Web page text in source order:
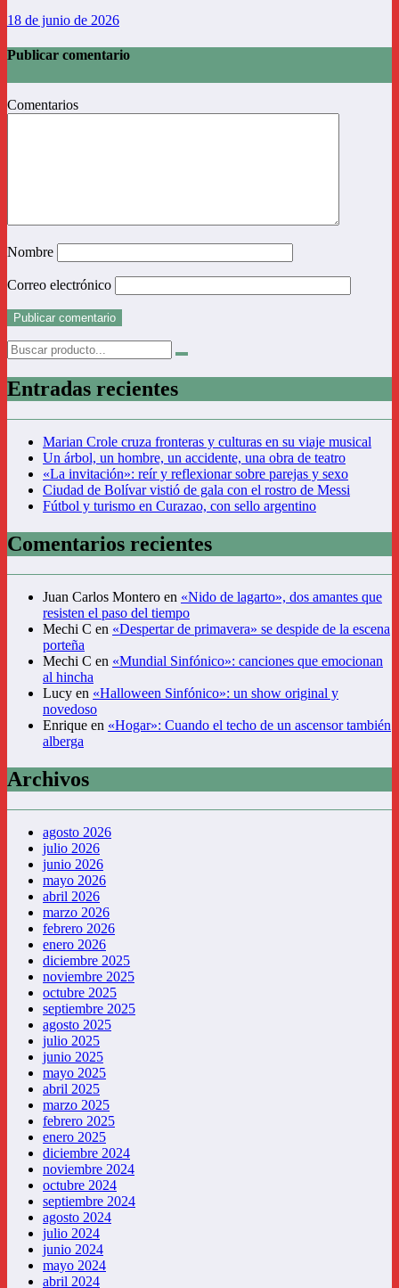
18 de junio de 2026
Publicar comentario
Comentarios
Nombre
Correo electrónico
Entradas recientes
Marian Crole cruza fronteras y culturas en su viaje musical
Un árbol, un hombre, un accidente, una obra de teatro
«La invitación»: reír y reflexionar sobre parejas y sexo
Ciudad de Bolívar vistió de gala con el rostro de Messi
Fútbol y turismo en Curazao, con sello argentino
Comentarios recientes
Juan Carlos Montero en «Nido de lagarto», dos amantes que
resisten el paso del tiempo
Mechi C en «Despertar de primavera» se despide de la escena
porteña
Mechi C en «Mundial Sinfónico»: canciones que emocionan
al hincha
Lucy en «Halloween Sinfónico»: un show original y
novedoso
Enrique en «Hogar»: Cuando el techo de un ascensor también
alberga
Archivos
agosto 2026
julio 2026
junio 2026
mayo 2026
abril 2026
marzo 2026
febrero 2026
enero 2026
diciembre 2025
noviembre 2025
octubre 2025
septiembre 2025
agosto 2025
julio 2025
junio 2025
mayo 2025
abril 2025
marzo 2025
febrero 2025
enero 2025
diciembre 2024
noviembre 2024
octubre 2024
septiembre 2024
agosto 2024
julio 2024
junio 2024
mayo 2024
abril 2024